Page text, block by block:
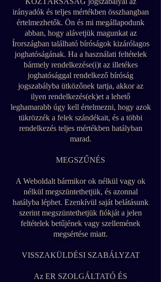
irányadók és teljes mértékben összhangban
értelmezhetők. Ön és mi megállapodunk
abban, hogy alávetjük magunkat az
Írországban található bíróságok kizárólagos
joghatóságának. Ha a használati feltételek
bármely rendelkezése(i)t az illetékes
joghatósággal rendelkező bíróság
jogszabályba ütközőnek tartja, akkor az
ilyen rendelkezés(ek)et a lehető
leghamarabb úgy kell értelmezni, hogy azok
tükrözzék a felek szándékait, és a többi
rendelkezés teljes mértékben hatályban
marad.
MEGSZŰNÉS
A Weboldalt bármikor ok nélkül vagy ok
nélkül megszüntethetjük, és azonnal
hatályba léphet. Ezenkívül saját belátásunk
szerint megszüntethetjük fiókját a jelen
feltételek betűjének vagy szellemének
megsértése miatt.
VISSZAKÜLDÉSI SZABÁLYZAT
Az ER SZOLGÁLTATÓ ÉS